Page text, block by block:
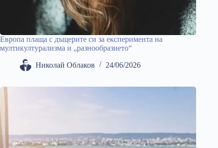
Европа плаща с дъщерите си за експеримента на
мултикултурализма и „разнообразието“
Николай Облаков 24/06/2026